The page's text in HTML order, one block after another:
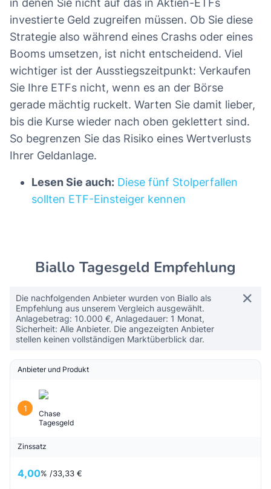
investierte Geld zugreifen müssen. Ob Sie diese
Strategie also während eines Crashs oder eines
Booms umsetzen, ist nicht entscheidend. Viel
wichtiger ist der Ausstiegszeitpunkt: Verkaufen
Sie Ihre ETFs nicht, wenn es an der Börse
gerade mächtig ruckelt. Warten Sie damit lieber,
bis die Kurse wieder nach oben geklettert sind.
So begrenzen Sie das Risiko eines Wertverlusts
Ihrer Geldanlage.
Lesen Sie auch: Diese fünf Stolperfallen
sollten ETF-Einsteiger kennen
Biallo Tagesgeld Empfehlung
Die nachfolgenden Anbieter wurden von Biallo als
Empfehlung aus unserem Vergleich ausgewählt.
Anlagebetrag: 10.000 €, Anlagedauer: 1 Monat,
Sicherheit: Alle Anbieter. Die angezeigten Anbieter
stellen keinen vollständigen Marktüberblick dar.
Anbieter und Produkt
1
Chase
Tagesgeld
Zinssatz
4,00% /33,33 €